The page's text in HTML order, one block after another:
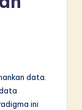
data.
ini